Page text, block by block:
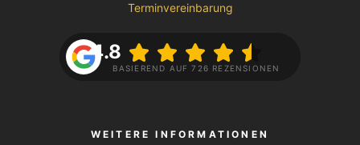
Terminvereinbarung
4.8
BASIEREND AUF 726 REZENSIONEN
WEITERE INFORMATIONEN